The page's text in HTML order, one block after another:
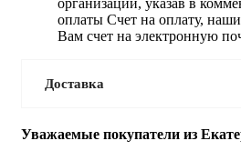
оплаты Счет на оплату,
Вам счет на электронную
Доставка
Уважаемые покупатели из